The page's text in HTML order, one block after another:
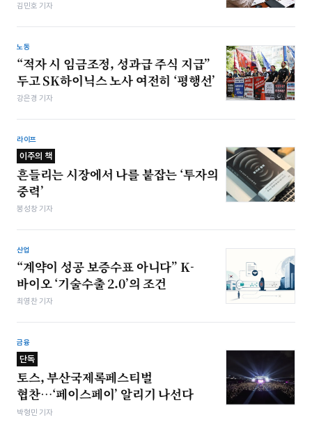
김민호 기자
노동
“적자 시 임금조정, 성과급 주식 지급”
두고 SK하이닉스 노사 여전히 ‘평행선’
강은경 기자
라이프
이주의 책
흔들리는 시장에서 나를 붙잡는 ‘투자의
중력’
봉성창 기자
산업
“계약이 성공 보증수표 아니다” K-
바이오 ‘기술수출 2.0’의 조건
최영찬 기자
금융
단독
토스, 부산국제록페스티벌
협찬…‘페이스페이’ 알리기 나선다
박형민 기자